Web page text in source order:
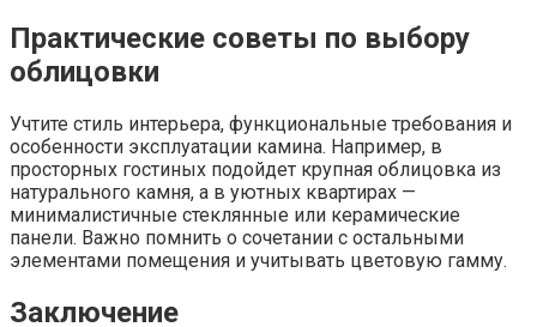
Практические советы по выбору
облицовки
Учтите стиль интерьера, функциональные требования и
особенности эксплуатации камина. Например, в
просторных гостиных подойдет крупная облицовка из
натурального камня, а в уютных квартирах —
минималистичные стеклянные или керамические
панели. Важно помнить о сочетании с остальными
элементами помещения и учитывать цветовую гамму.
Заключение